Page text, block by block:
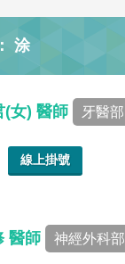
涂
(女) 醫師 牙醫部
線上掛號
醫師 神經外科部